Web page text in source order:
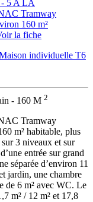
5 A LA
Tramway
160 m²
la fiche
individuelle T6
- 160 M 2
Tramway
m² habitable, plus
3 niveaux et sur
entrée sur grand
séparée d’environ 11
jardin, une chambre
de 6 m² avec WC. Le
m² / 12 m² et 17,8